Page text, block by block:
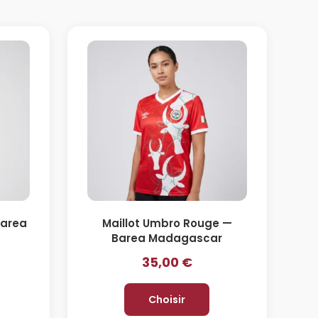
Maillot Umbro Rouge —
Barea Madagascar
35,00 €
Choisir